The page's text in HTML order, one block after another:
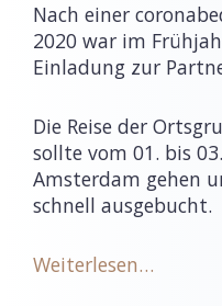
Nach einer
2020 war im
Einladung zur
Die Reise der
sollte vom 01. bis
Amsterdam gehen
schnell ausgebucht.
Weiterlesen…